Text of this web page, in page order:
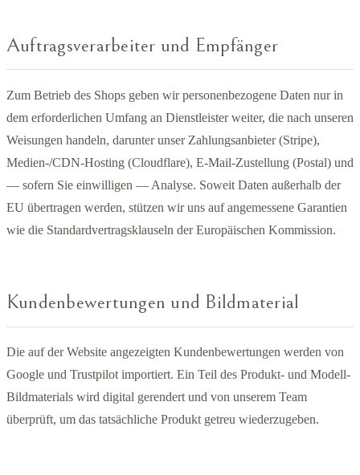
Auftragsverarbeiter und Empfänger
Zum Betrieb des Shops geben wir personenbezogene Daten nur in
dem erforderlichen Umfang an Dienstleister weiter, die nach unseren
Weisungen handeln, darunter unser Zahlungsanbieter (Stripe),
Medien-/CDN-Hosting (Cloudflare), E-Mail-Zustellung (Postal) und
— sofern Sie einwilligen — Analyse. Soweit Daten außerhalb der
EU übertragen werden, stützen wir uns auf angemessene Garantien
wie die Standardvertragsklauseln der Europäischen Kommission.
Kundenbewertungen und Bildmaterial
Die auf der Website angezeigten Kundenbewertungen werden von
Google und Trustpilot importiert. Ein Teil des Produkt- und Modell-
Bildmaterials wird digital gerendert und von unserem Team
überprüft, um das tatsächliche Produkt getreu wiederzugeben.